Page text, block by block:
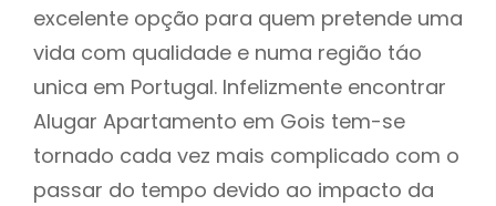
excelente opção para quem pretende uma
vida com qualidade e numa região táo
unica em Portugal. Infelizmente encontrar
Alugar Apartamento em Gois tem-se
tornado cada vez mais complicado com o
passar do tempo devido ao impacto da